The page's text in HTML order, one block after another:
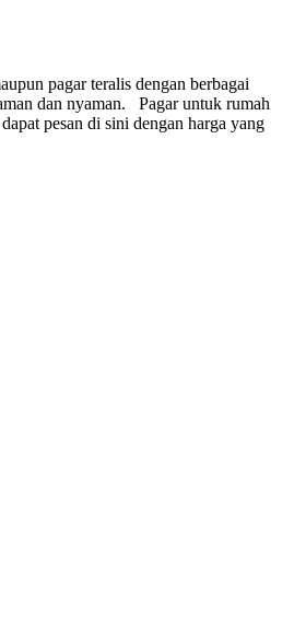
pagar teralis dengan berbagai
dan nyaman.
Pagar untuk rumah
pesan di sini dengan harga yang